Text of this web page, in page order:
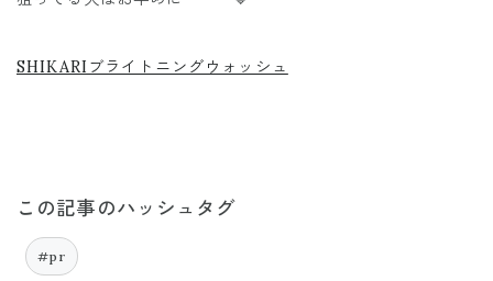
SHIKARIブライトニングウォッシュ
この記事のハッシュタグ
#pr